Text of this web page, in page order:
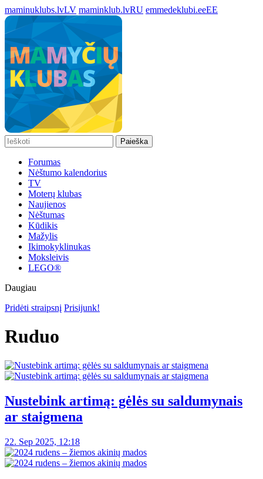
maminuklubs.lvLV maminklub.lvRU emmedeklubi.eeEE
Paieška
Forumas
Nėštumo kalendorius
TV
Moterų klubas
Naujienos
Nėštumas
Kūdikis
Mažylis
Ikimokyklinukas
Moksleivis
LEGO®
Daugiau
Pridėti straipsnį Prisijunk!
Ruduo
Nustebink artimą: gėlės su saldumynais
ar staigmena
22. Sep 2025, 12:18